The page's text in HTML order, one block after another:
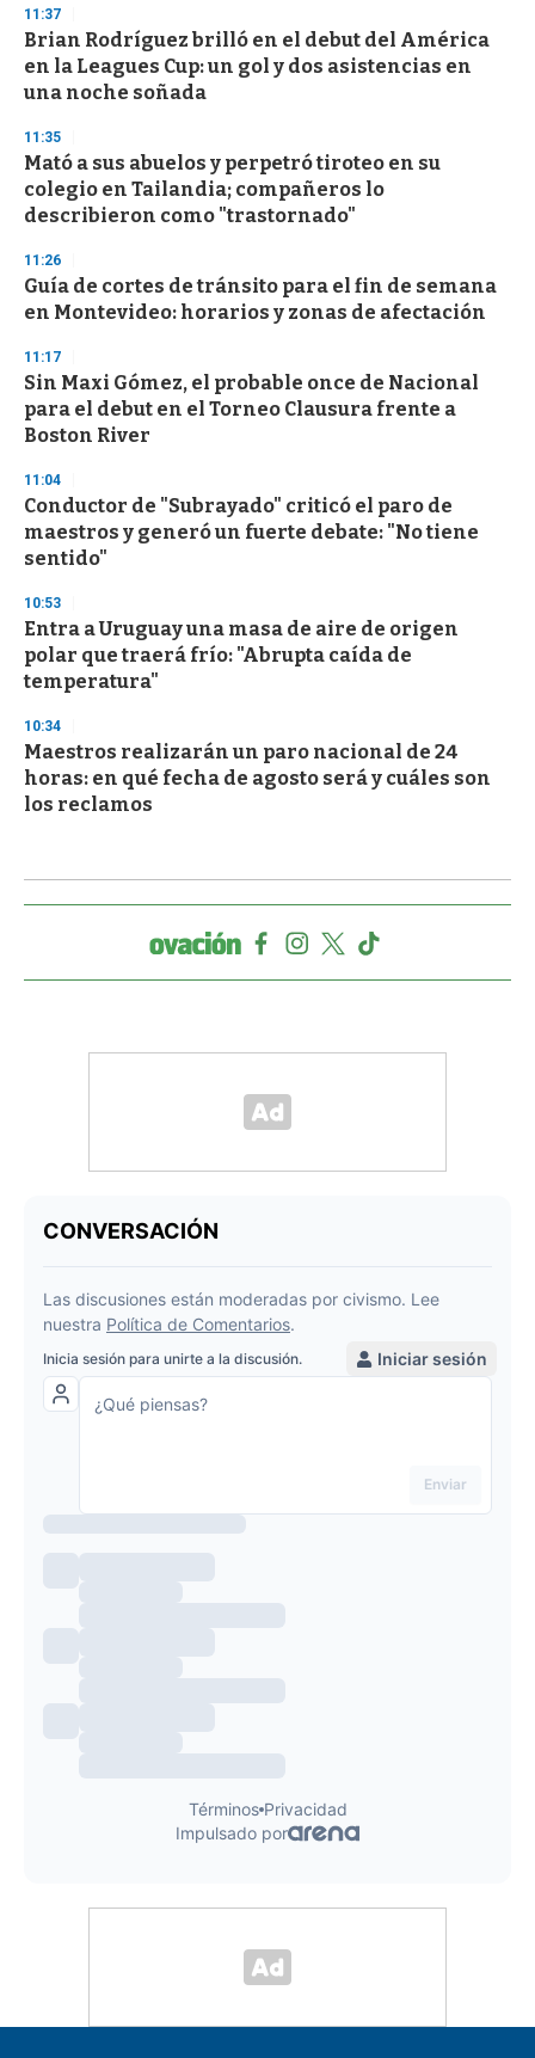
s
e
c
o
n
11:37
Brian Rodríguez brilló en el debut del América
en la Leagues Cup: un gol y dos asistencias en
una noche soñada
11:35
Mató a sus abuelos y perpetró tiroteo en su
colegio en Tailandia; compañeros lo
describieron como "trastornado"
11:26
Guía de cortes de tránsito para el fin de semana
en Montevideo: horarios y zonas de afectación
11:17
Sin Maxi Gómez, el probable once de Nacional
para el debut en el Torneo Clausura frente a
Boston River
11:04
Conductor de "Subrayado" criticó el paro de
maestros y generó un fuerte debate: "No tiene
sentido"
10:53
Entra a Uruguay una masa de aire de origen
polar que traerá frío: "Abrupta caída de
temperatura"
10:34
Maestros realizarán un paro nacional de 24
horas: en qué fecha de agosto será y cuáles son
los reclamos